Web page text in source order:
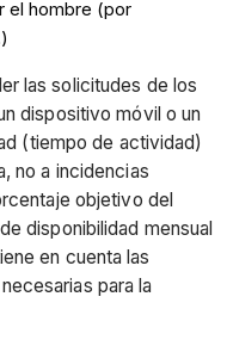
el hombre (por
las solicitudes de los
dispositivo móvil o un
(tiempo de actividad)
no a incidencias
objetivo del
disponibilidad mensual
en cuenta las
para la